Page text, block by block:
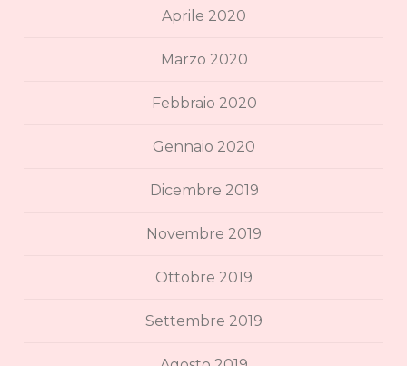
Aprile 2020
Marzo 2020
Febbraio 2020
Gennaio 2020
Dicembre 2019
Novembre 2019
Ottobre 2019
Settembre 2019